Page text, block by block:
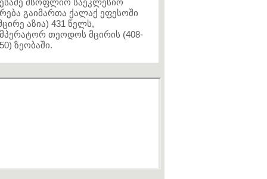
მსოფლიო საეკლესიო
გაიმართა ქალაქ ეფესოში
აზია) 431 წელს,
თეოდოს მცირის (408-
ზეობაში.